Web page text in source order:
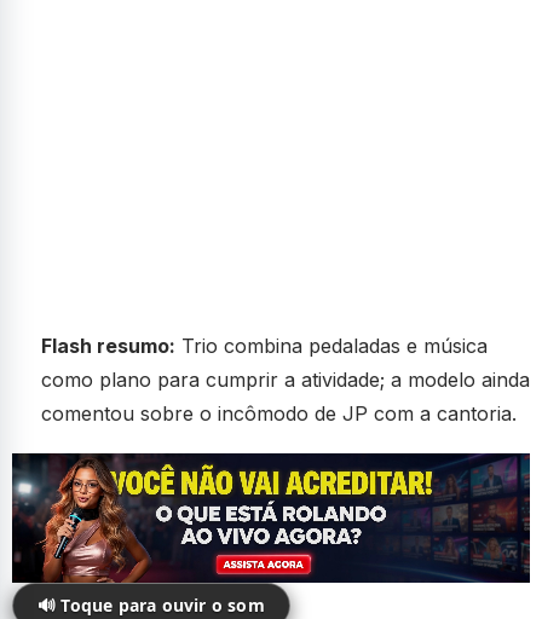
Flash resumo: Trio combina pedaladas e música
como plano para cumprir a atividade; a modelo ainda
comentou sobre o incômodo de JP com a cantoria.
🔊 Toque para ouvir o som